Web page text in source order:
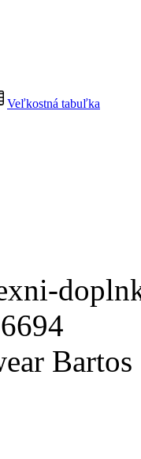
Veľkostná tabuľka
Bartos